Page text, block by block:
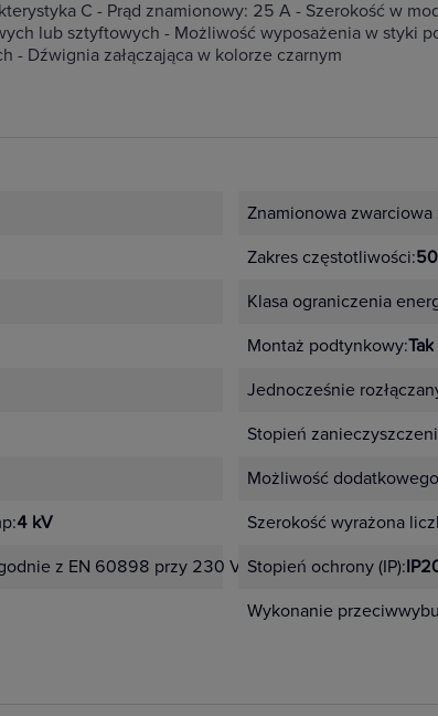
C - Prąd znamionowy: 25 A - Szerokość w
lub sztyftowych - Możliwość wyposażenia w styki
- Dźwignia załączająca w kolorze czarnym
4 kV
z EN 60898 przy 230 V:10 kA
Znamionowa
Zakres częstotliwości:
Klasa ograniczenia
Montaż podtynkowy:Tak
Jednocześnie
Stopień
Możliwość
Szerokość wyrażona
Stopień ochrony (IP):
Wykonanie